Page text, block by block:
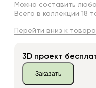
Можно составить
Всего в коллекции 18
Перейти вниз к
3D проект
Заказать